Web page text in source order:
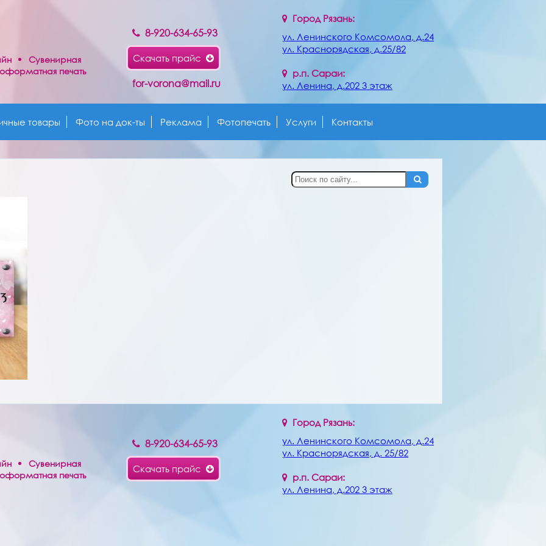
Сувенирная
печать
8-920-634-65-93
Скачать прайс
for-vorona@mail.ru
Город Рязань:
ул. Ленинского Комсомола, д.24
ул. Краснорядская, д.25/82
р.п. Сараи:
ул. Ленина, д.202 3 этаж
товары Фото на док-ты Реклама Фотопечать Услуги Контакты
Сувенирная
печать
8-920-634-65-93
Скачать прайс
Город Рязань:
ул. Ленинского Комсомола, д.24
ул. Краснорядская, д. 25/82
р.п. Сараи:
ул. Ленина, д.202 3 этаж